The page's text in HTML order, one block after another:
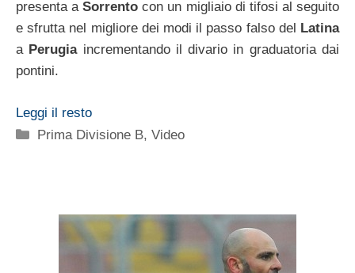
presenta aSorrento con un migliaio di tifosi al seguito
e sfrutta nel migliore dei modi il passo falso del
Latina
a Perugiaincrementando il divario in graduatoria dai
pontini.
Leggi il resto
Categorie
Prima Divisione B,Video